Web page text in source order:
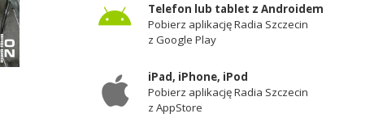
Telefon lub tablet z Androidem
Pobierz aplikację Radia Szczecin
z Google Play
iPad, iPhone, iPod
Pobierz aplikację Radia Szczecin
z AppStore